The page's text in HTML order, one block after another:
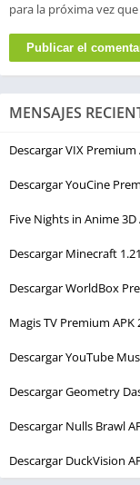
para la próxima vez
MENSAJES
Descargar VIX
Descargar YouCine
Five Nights in Anime
Descargar Minecraft
Descargar WorldBox
Magis TV Premium
Descargar YouTube
Descargar Geometry
Descargar Nulls Brawl
Descargar DuckVision